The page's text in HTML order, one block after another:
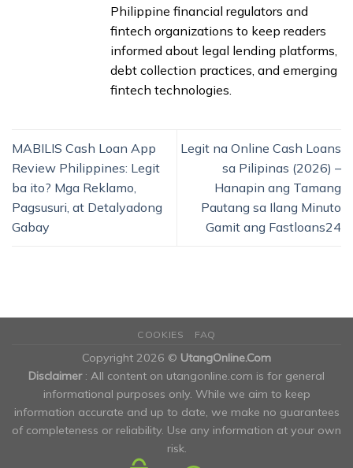
Philippine financial regulators and
fintech organizations to keep readers
informed about legal lending platforms,
debt collection practices, and emerging
fintech technologies.
MABILIS Cash Loan App
Review Philippines: Legit
ba ito? Mga Reklamo,
Pagsusuri, at Detalyadong
Gabay
Legit na Online Cash Loans
sa Pilipinas (2026) –
Hanapin ang Tamang
Pautang sa Ilang Minuto
Gamit ang Fastloans24
COOKIES FAQ
Copyright 2026 © UtangOnline.Com
Disclaimer : All content on utangonline.com is for general
informational purposes only. While we aim to keep
information accurate and up to date, we make no guarantees
of completeness or reliability. Use any information at your own
risk.